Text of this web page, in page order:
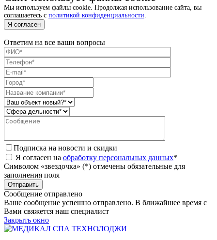
Мы используем файлы cookie. Продолжая использование сайта, вы
соглашаетесь с политикой конфиденциальности
Я согласен
Ответим на все ваши вопросы
Подписка на новости и скидки
Я согласен на обработку персональных данных*
Символом «звездочка» (*) отмечены обязательные для
заполнения поля
Сообщение отправлено
Ваше сообщение успешно отправлено. В ближайшее время с
Вами свяжется наш специалист
Закрыть окно